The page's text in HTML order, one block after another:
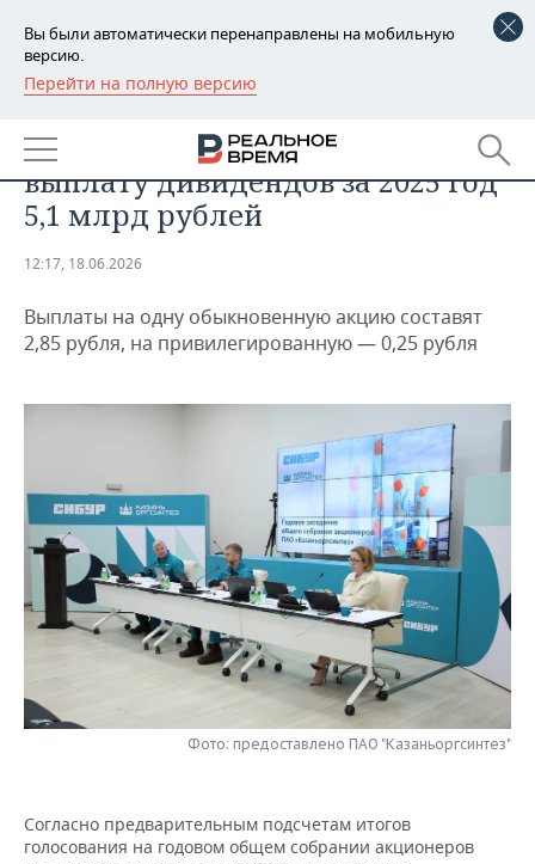
Вы были автоматически перенаправлены на мобильную
версию.
Перейти на полную версию
РЕГИОНЫ
БАШКОРТОСТАН
ТАТАРСТАН
НОВОСТИ
АНАЛИТИКА
ДЕКЛАРАЦИИ О ДОХОДАХ
КОРОЛИ ГОСЗАКАЗА ПФО
ВУЗЫ ТАТАРСТАНА
ТОРГОВЫЕ ЦЕНТРЫ
ТАТАРСТАНА
НОВОСТИ ЭКОНОМИКИ
ФИНАНСЫ
ИНВЕСТИЦИИ
ПРОМЫШЛЕННОСТЬ
НОВОСТИ
МАШИНОСТРОЕНИЕ
НЕФТЕХИМИЯ
НЕФТЬ
ЭНЕРГЕТИКА
НЕДВИЖИМОСТЬ
НОВОСТИ НЕДВИЖИМОСТИ
НОВОСТИ БИЗНЕСА
РОЗНИЧНАЯ ТОРГОВЛЯ
ТРАНСПОРТ
ТЕХНОЛОГИИ
НОВОСТИ ТЕХНОЛОГИЙ
IT
ТЕЛЕКОММУНИКАЦИИ
МЕРОПРИЯТИЯ
НОВОСТИ МЕРОПРИЯТИЙ
ВЫЕЗДНАЯ РЕДАКЦИЯ
ОТКРЫТАЯ ЛЕКЦИЯ
СПОРТ
БАСКЕТБОЛ
НОВОСТИ ОБЩЕСТВА
ИНФРАСТРУКТУРА
СПРАВОЧНИК
«Казаньоргсинтез» направит на
выплату дивидендов за 2025 год
5,1 млрд рублей
12:17, 18.06.2026
Выплаты на одну обыкновенную акцию составят
2,85 рубля, на привилегированную — 0,25 рубля
Фото: предоставлено ПАО "Казаньоргсинтез"
Согласно предварительным подсчетам итогов
голосования на годовом общем собрании акционеров